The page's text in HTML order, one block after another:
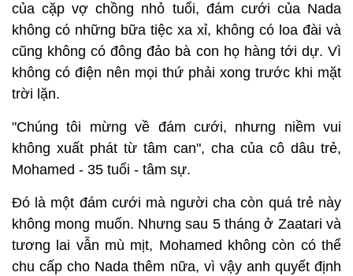
của cặp vợ chồng nhỏ tuổi, đám cưới của Nada
không có những bữa tiệc xa xỉ, không có loa đài và
cũng không có đông đảo bà con họ hàng tới dự. Vì
không có điện nên mọi thứ phải xong trước khi mặt
trời lặn.
"Chúng tôi mừng về đám cưới, nhưng niềm vui
không xuất phát từ tâm can", cha của cô dâu trẻ,
Mohamed - 35 tuổi - tâm sự.
Đó là một đám cưới mà người cha còn quá trẻ này
không mong muốn. Nhưng sau 5 tháng ở Zaatari và
tương lai vẫn mù mịt, Mohamed không còn có thể
chu cấp cho Nada thêm nữa, vì vậy anh quyết định